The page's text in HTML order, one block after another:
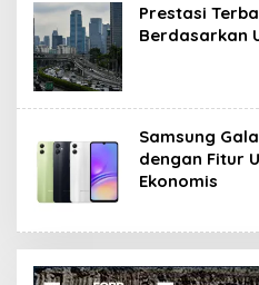
Prestasi
Berdasarkan
Samsung
dengan Fitur
Ekonomis